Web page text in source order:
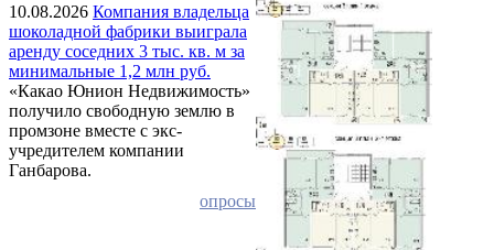
10.08.2026 Компания владельца
шоколадной фабрики выиграла
аренду соседних 3 тыс. кв. м за
минимальные 1,2 млн руб.
«Какао Юнион Недвижимость»
получило свободную землю в
промзоне вместе с экс-
учредителем компании
Ганбарова.
опросы